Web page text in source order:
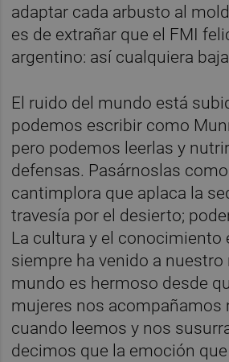
adaptar cada arbusto al
es de extrañar que el FMI
argentino: así cualquiera
El ruido del mundo está
podemos escribir como
pero podemos leerlas y
defensas. Pasárnoslas
cantimplora que aplaca la
travesía por el desierto;
La cultura y el conocimiento
siempre ha venido a nuestro
mundo es hermoso desde
mujeres nos acompañamos
cuando leemos y nos
decimos que la emoción